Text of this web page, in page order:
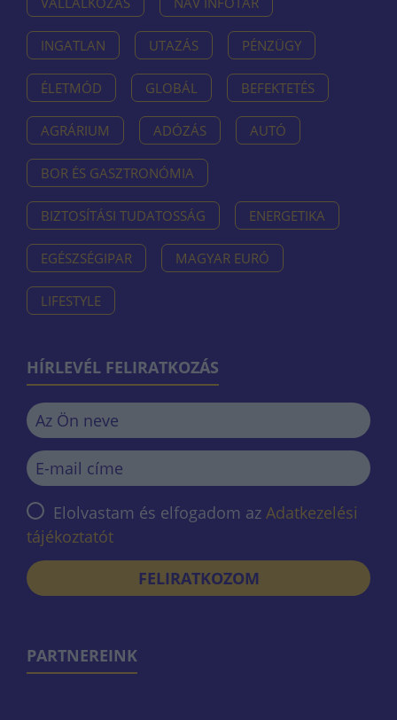
INGATLAN UTAZÁS PÉNZÜGY
ÉLETMÓD GLOBÁL BEFEKTETÉS
AGRÁRIUM ADÓZÁS AUTÓ
BOR ÉS GASZTRONÓMIA
BIZTOSÍTÁSI TUDATOSSÁG ENERGETIKA
EGÉSZSÉGIPAR MAGYAR EURÓ
LIFESTYLE
HÍRLEVÉL FELIRATKOZÁS
Elolvastam és elfogadom az Adatkezelési
tájékoztatót
FELIRATKOZOM
PARTNEREINK